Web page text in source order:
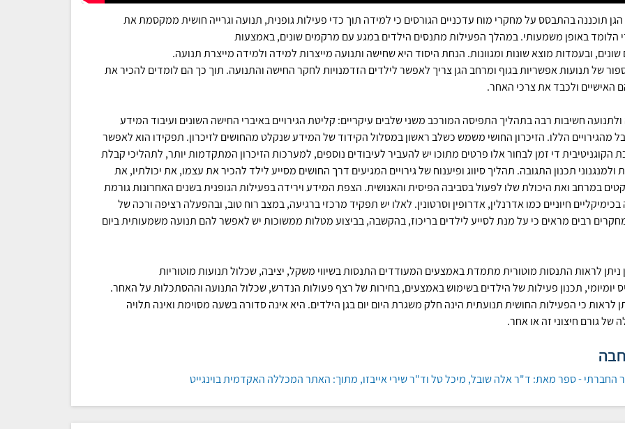
תוכננה בהתבסס על מחקרי מוח עדכניים הגורסים כי למידה תוך כדי פעילות גופנית, תנועה וגרייה חושית ממקסמת את
הלומד באופן משמעותי. במהלך הפעילות מתנסים הילדים במגע עם מרקמים שונים, באמצעות
שונים, ובעמדות מוצא שונות ומגוונות. הנחת היסוד היא שחישה ותנועה מייצרות למידה ולמידה מייצרת תנועה.
של תנועות אפשריות בגוף ומרחב הגן צריך לאפשר לילדים הזדמנויות לחקר החישה והתנועה. תוך כך הם לומדים להכיר את
האישיים ולכבד את צרכי האחר.
חשיבות רבה בתהליך התפיסה המורכב משני שלבים עיקריים: קליטת הגירויים באיברי החישה השונים ועיבוד המידע
מהגירויים הללו. הזיכרון החושי משמש כשלב ראשון במסלול הקידוד של המידע שנקלט מהחושים לזיכרון. תפקידו הוא לאפשר
הקוגניטיבית די זמן לבחור אלו פרטים מתוכו יש להעביר לעיבודים נוספים, למערכות הזיכרון המתקדמות יותר, לתהליכי קבלת
ולמנגנוני תכנון התגובה. תהליך סיווג ופיענוח של גירויים המגיעים דרך החושים מסייע לילד להכיר את עצמו, את יכולתיו, את
במרחב ואת היכולת שלו לפעול בסביבה הפיסית והאנושית. הצפת המידע וירידה בפעילות הגופנית בשנים האחרונות גורמת
בכימיקליים חיוניים כמו אדרנלין, אדרופין וסרטונין. לאלו יש תפקיד מרכזי ברגיעה, במצב רוח טוב, ובהפעלה רציפה ורכה של
רבים מראים כי על מנת לסייע לילדים בריכוז, בהקשבה, בביצוע מטלות ממשוכות יש לאפשר להם תנועה משמעותית ביום
ניתן לראות התנסות מוטורית מתמדת באמצעים המעודדים התנסות בשיווי משקל, יציבה, שכלול תנועות מוטוריות
יומיומי, תכנון פעילות של הילדים בשימוש באמצעים, בחירות של רצף פעולות הנדרש, שכלול התנועה וההסתכלות על האחר.
לראות כי הפעילות החושית תנועתית הינה חלק משגרת היום יום בגן הילדים. היא אינה סדורה בשעה מסוימת ואינה תלויה
של גורם חיצוני זה או אחר.
החברתי - ספר מאת: ד"ר אלה שובל, מיכל טל וד"ר שירי אייבזו, מתוך: האתר המכללה האקדמית בוינגייט